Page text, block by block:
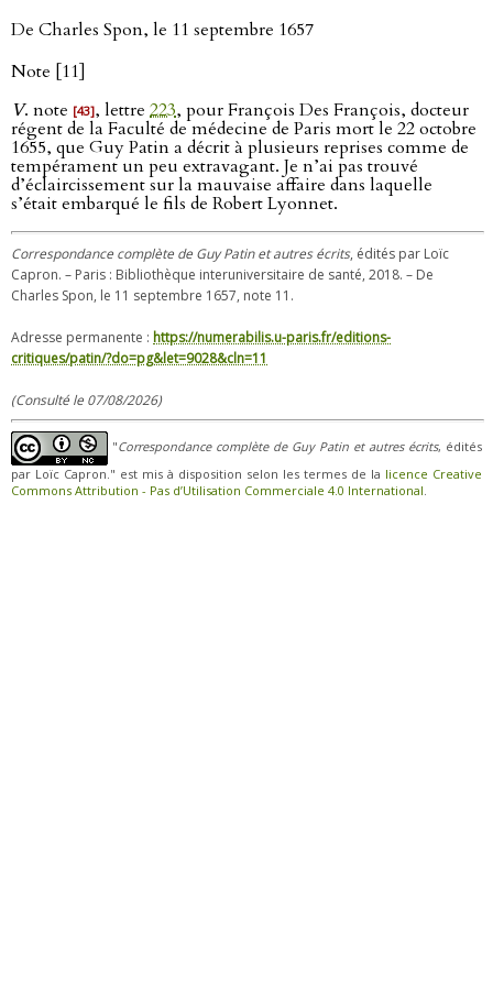
De Charles Spon, le 11 septembre 1657
Note [11]
V. note [43], lettre 223, pour François Des François, docteur
régent de la Faculté de médecine de Paris mort le 22 octobre
1655, que Guy Patin a décrit à plusieurs reprises comme de
tempérament un peu extravagant. Je n’ai pas trouvé
d’éclaircissement sur la mauvaise affaire dans laquelle
s’était embarqué le fils de Robert Lyonnet.
Correspondance complète de Guy Patin et autres écrits, édités par Loïc
Capron. – Paris : Bibliothèque interuniversitaire de santé, 2018. – De
Charles Spon, le 11 septembre 1657, note 11.
Adresse permanente : https://numerabilis.u-paris.fr/editions-
critiques/patin/?do=pg&let=9028&cln=11
(Consulté le 07/08/2026)
"Correspondance complète de Guy Patin et autres écrits, édités
par Loïc Capron." est mis à disposition selon les termes de la licence Creative
Commons Attribution - Pas d’Utilisation Commerciale 4.0 International.